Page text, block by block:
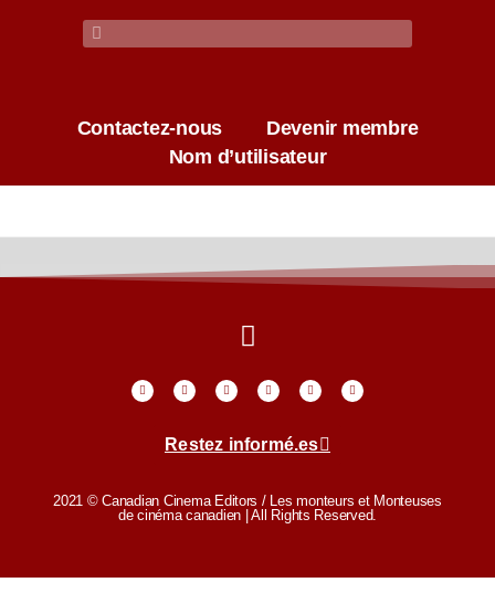
Contactez-nous
Devenir membre
Nom d’utilisateur
Restez informé.es
2021 © Canadian Cinema Editors / Les monteurs et Monteuses
de cinéma canadien | All Rights Reserved.